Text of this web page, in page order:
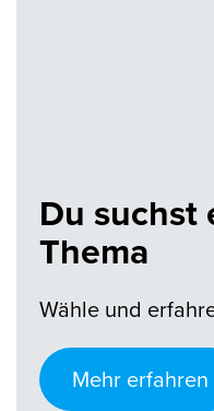
Du suchst
Thema
Wähle und
Mehr erfahren